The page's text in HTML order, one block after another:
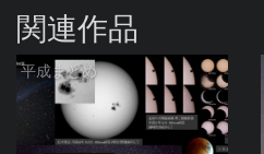
関連作品
平成まとめ